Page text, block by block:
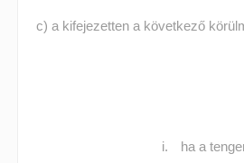
c) a kifejezetten a következő
ha a